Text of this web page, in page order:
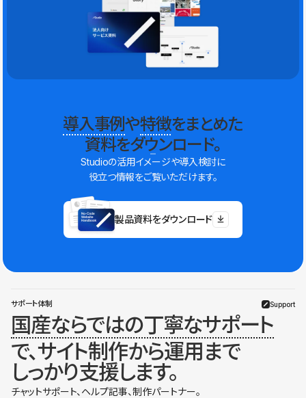
導入事例や特徴をまとめた
資料をダウンロード。
Studioの活用イメージや導入検討に
役立つ情報をご覧いただけます。
製品資料をダウンロード
サポート体制 Support
国産ならではの丁寧なサポート
で、サイト制作から運用まで
しっかり支援します。
チャットサポート、ヘルプ記事、制作パートナー。